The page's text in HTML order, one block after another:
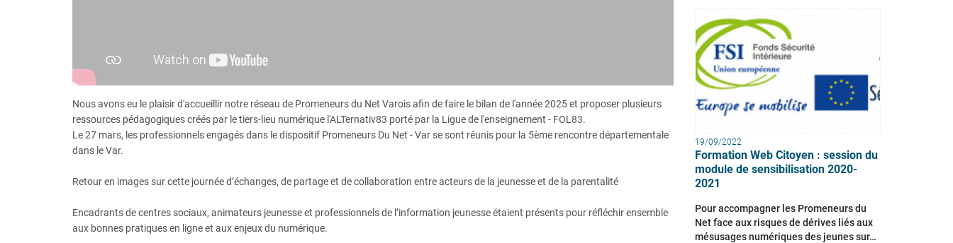
Nous avons eu le plaisir d'accueillir notre réseau de Promeneurs du Net Varois afin de faire le bilan de l'année 2025 et proposer plusieurs
ressources pédagogiques créés par le tiers-lieu numérique l'ALTernativ83 porté par la Ligue de l'enseignement - FOL83.
Le 27 mars, les professionnels engagés dans le dispositif Promeneurs Du Net - Var se sont réunis pour la 5ème rencontre départementale
dans le Var.
Retour en images sur cette journée d’échanges, de partage et de collaboration entre acteurs de la jeunesse et de la parentalité
Encadrants de centres sociaux, animateurs jeunesse et professionnels de l’information jeunesse étaient présents pour réfléchir ensemble
aux bonnes pratiques en ligne et aux enjeux du numérique.
19/09/2022
Formation Web Citoyen : session du
module de sensibilisation 2020-
2021
Pour accompagner les Promeneurs du
Net face aux risques de dérives liés aux
mésusages numériques des jeunes sur…